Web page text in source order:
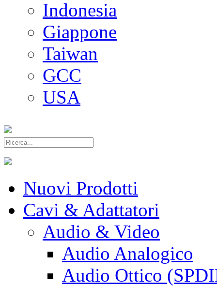
Indonesia
Giappone
Taiwan
GCC
USA
Nuovi Prodotti
Cavi & Adattatori
Audio & Video
Audio Analogico
Audio Ottico